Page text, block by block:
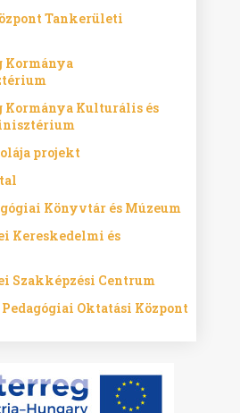
Tankerületi
Kormánya
Kormánya Kulturális és
projekt
Könyvtár és Múzeum
Kereskedelmi és
Szakképzési Centrum
Oktatási Központ